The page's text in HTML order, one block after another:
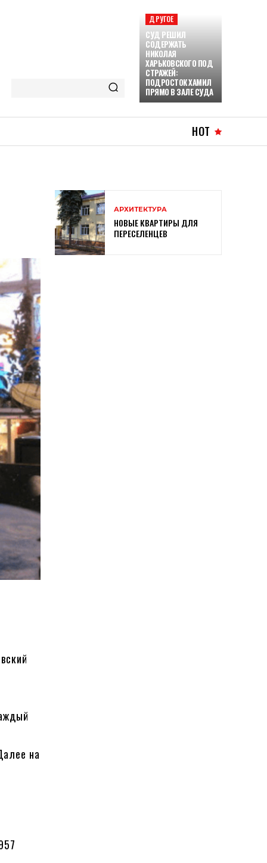
ДРУГОЕ
СУД РЕШИЛ
СОДЕРЖАТЬ
НИКОЛАЯ
ХАРЬКОВСКОГО ПОД
СТРАЖЕЙ:
ПОДРОСТОК ХАМИЛ
ПРЯМО В ЗАЛЕ СУДА
HOT
на
АРХИТЕКТУРА
НОВЫЕ КВАРТИРЫ ДЛЯ
ПЕРЕСЕЛЕНЦЕВ